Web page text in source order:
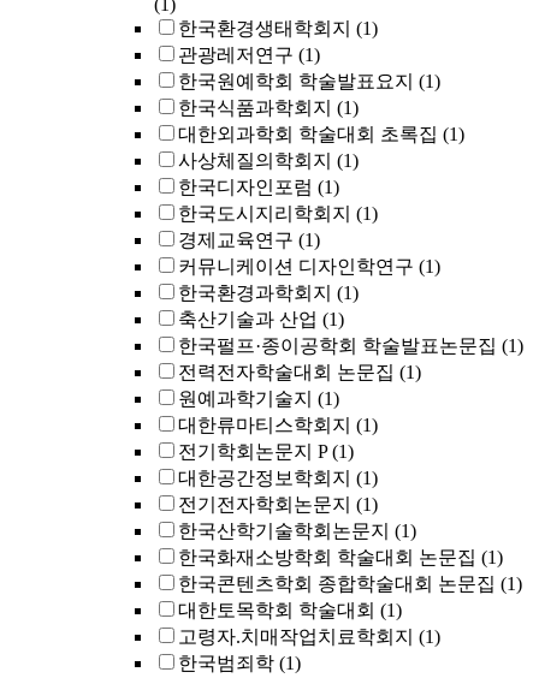
(1)
한국환경생태학회지 (1)
관광레저연구 (1)
한국원예학회 학술발표요지 (1)
한국식품과학회지 (1)
대한외과학회 학술대회 초록집 (1)
사상체질의학회지 (1)
한국디자인포럼 (1)
한국도시지리학회지 (1)
경제교육연구 (1)
커뮤니케이션 디자인학연구 (1)
한국환경과학회지 (1)
축산기술과 산업 (1)
한국펄프·종이공학회 학술발표논문집 (1)
전력전자학술대회 논문집 (1)
원예과학기술지 (1)
대한류마티스학회지 (1)
전기학회논문지 P (1)
대한공간정보학회지 (1)
전기전자학회논문지 (1)
한국산학기술학회논문지 (1)
한국화재소방학회 학술대회 논문집 (1)
한국콘텐츠학회 종합학술대회 논문집 (1)
대한토목학회 학술대회 (1)
고령자.치매작업치료학회지 (1)
한국범죄학 (1)